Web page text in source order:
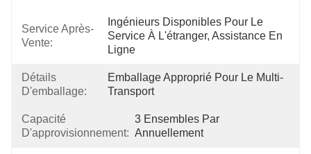
Service Après-
Vente:
Ingénieurs Disponibles Pour Le
Service À L'étranger, Assistance En
Ligne
Détails
D'emballage:
Emballage Approprié Pour Le Multi-
Transport
Capacité
D'approvisionnement:
3 Ensembles Par
Annuellement